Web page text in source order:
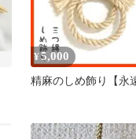
¥ 5,000
精麻のしめ飾り【永